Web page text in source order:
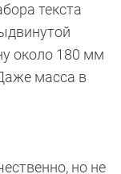
текста
около 180 мм
масса в
но не